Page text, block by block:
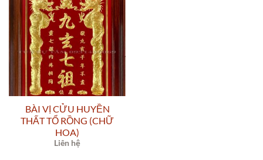
BÀI VỊ CỬU HUYỀN
THẤT TỔ RỒNG (CHỮ
HOA)
Liên hệ